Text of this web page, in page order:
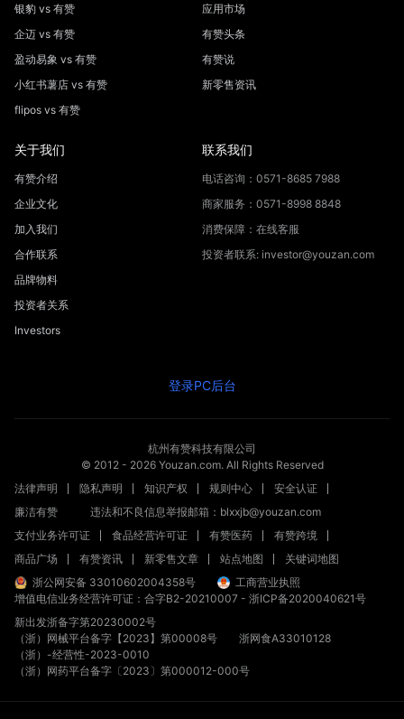
银豹 vs 有赞
企迈 vs 有赞
盈动易象 vs 有赞
小红书薯店 vs 有赞
flipos vs 有赞
应用市场
有赞头条
有赞说
新零售资讯
关于我们
有赞介绍
企业文化
加入我们
合作联系
品牌物料
投资者关系
Investors
联系我们
电话咨询：0571-8685 7988
商家服务：0571-8998 8848
消费保障：在线客服
投资者联系: investor@youzan.com
登录PC后台
杭州有赞科技有限公司
© 2012 - 2026Youzan.com. All Rights Reserved
法律声明
隐私声明 知识产权 规则中心
安全认证
廉洁有赞
违法和不良信息举报邮箱：blxxjb@youzan.com
支付业务许可证
食品经营许可证 有赞医药
有赞跨境
商品广场
有赞资讯 新零售文章 站点地图
关键词地图
浙公网安备 33010602004358号
工商营业执照
增值电信业务经营许可证：合字B2-20210007 - 浙ICP备2020040621号
新出发浙备字第20230002号
（浙）网械平台备字【2023】第00008号
浙网食A33010128
（浙）-经营性-2023-0010
（浙）网药平台备字〔2023〕第000012-000号